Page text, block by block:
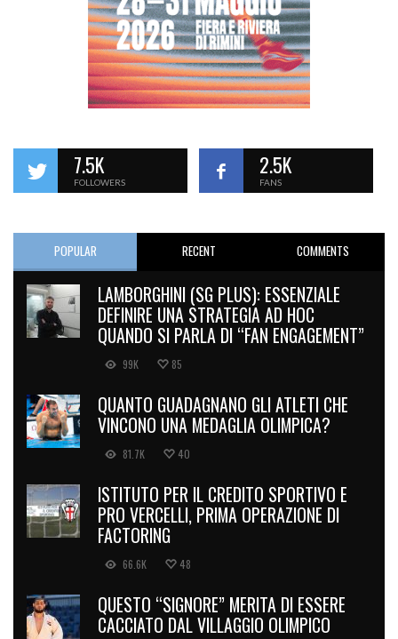
7.5K
FOLLOWERS
2.5K
FANS
POPULAR RECENT COMMENTS
LAMBORGHINI (SG PLUS): ESSENZIALE
DEFINIRE UNA STRATEGIA AD HOC
QUANDO SI PARLA DI “FAN ENGAGEMENT”
99K 85
QUANTO GUADAGNANO GLI ATLETI CHE
VINCONO UNA MEDAGLIA OLIMPICA?
81.7K 40
ISTITUTO PER IL CREDITO SPORTIVO E
PRO VERCELLI, PRIMA OPERAZIONE DI
FACTORING
66.6K 48
QUESTO “SIGNORE” MERITA DI ESSERE
CACCIATO DAL VILLAGGIO OLIMPICO